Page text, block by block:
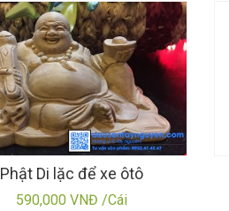
Phật Di lặc để xe ôtô
590,000 VNĐ /Cái